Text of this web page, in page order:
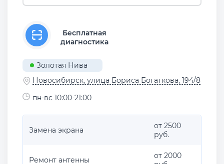
Бесплатная
диагностика
Золотая Нива
Новосибирск, улица Бориса Богаткова, 194/8
пн-вс 10:00-21:00
Замена экрана
от 2500
руб.
Ремонт антенны
от 2000